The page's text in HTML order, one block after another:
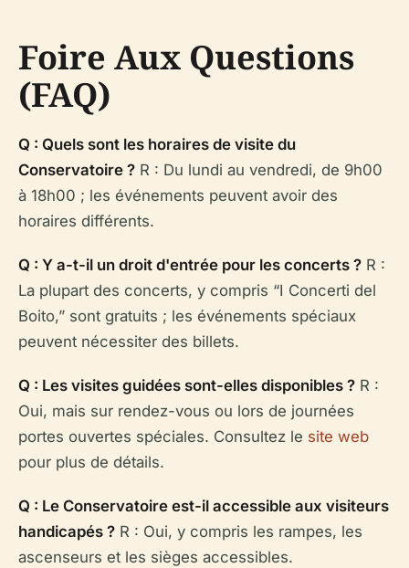
Foire Aux Questions
(FAQ)
Q : Quels sont les horaires de visite du
Conservatoire ? R : Du lundi au vendredi, de 9h00
à 18h00 ; les événements peuvent avoir des
horaires différents.
Q : Y a-t-il un droit d'entrée pour les concerts ? R :
La plupart des concerts, y compris “I Concerti del
Boito,” sont gratuits ; les événements spéciaux
peuvent nécessiter des billets.
Q : Les visites guidées sont-elles disponibles ? R :
Oui, mais sur rendez-vous ou lors de journées
portes ouvertes spéciales. Consultez le site web
pour plus de détails.
Q : Le Conservatoire est-il accessible aux visiteurs
handicapés ? R : Oui, y compris les rampes, les
ascenseurs et les sièges accessibles.